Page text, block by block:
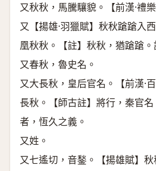
又秋秋，馬騰驤貌。【前漢·禮
又【揚雄·羽獵賦】秋秋蹌蹌入
凰秋秋。【註】秋秋，猶蹌蹌。
又春秋，魯史名。
又大長秋，皇后官名。【前漢·
長秋。【師古註】將行，秦官
者，恆久之義。
又姓。
又七遙切，音鍫。【揚雄賦】秋